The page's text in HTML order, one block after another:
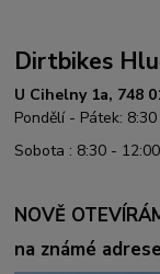
Dirtbikes
U Cihelny 1a, 748
Pondělí - Pátek:
Sobota : 8:30 - 12:00
NOVĚ
na známé